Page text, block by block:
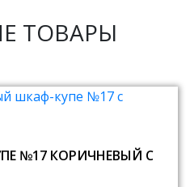
ТОВАРЫ
№17 КОРИЧНЕВЫЙ С